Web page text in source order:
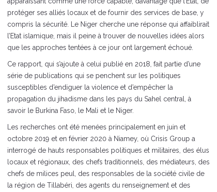
protéger ses alliés locaux et de fournir des services de base, y
compris la sécurité. Le Niger cherche une réponse qui affaiblirait
l’Etat islamique, mais il peine à trouver de nouvelles idées alors
que les approches tentées à ce jour ont largement échoué.
Ce rapport, qui s’ajoute à celui publié en 2018, fait partie d’une
série de publications qui se penchent sur les politiques
susceptibles d’endiguer la violence et d’empêcher la
propagation du jihadisme dans les pays du Sahel central, à
savoir le Burkina Faso, le Mali et le Niger.
Les recherches ont été menées principalement en juin et
octobre 2019 et en février 2020 à Niamey, où Crisis Group a
interrogé de hauts responsables politiques et militaires, des élus
locaux et régionaux, des chefs traditionnels, des médiateurs, des
chefs de milices peul, des responsables de la société civile de
la région de Tillabéri, des agents du renseignement et des